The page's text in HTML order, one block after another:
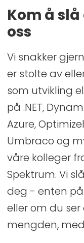
Kom å
oss
Vi snakker
er stolte av
som utvikling
på .NET,
Azure,
Umbraco og
våre kolleger
Spektrum. Vi
deg - enten på
eller om du ser
mengden,